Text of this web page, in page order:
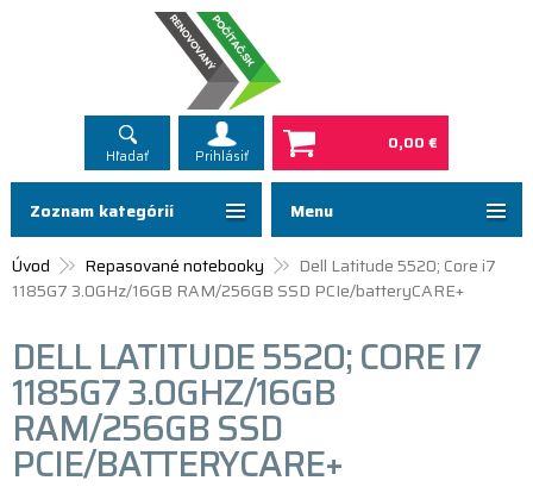
Hľadať Prihlásiť
0,00 €
Menu
Úvod Repasované notebooky
Dell Latitude 5520; Core i7
1185G7 3.0GHz/16GB RAM/256GB SSD PCIe/batteryCARE+
DELL LATITUDE 5520; CORE I7
1185G7 3.0GHZ/16GB
RAM/256GB SSD
PCIE/BATTERYCARE+
Zoznam kategórií